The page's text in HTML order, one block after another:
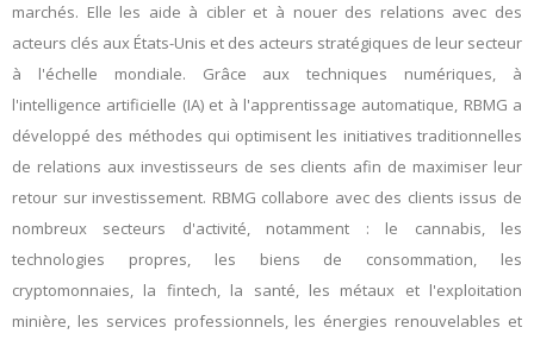
marchés. Elle les aide à cibler et à nouer des relations avec des
acteurs clés aux États-Unis et des acteurs stratégiques de leur secteur
à l'échelle mondiale. Grâce aux techniques numériques, à
l'intelligence artificielle (IA) et à l'apprentissage automatique, RBMG a
développé des méthodes qui optimisent les initiatives traditionnelles
de relations aux investisseurs de ses clients afin de maximiser leur
retour sur investissement. RBMG collabore avec des clients issus de
nombreux secteurs d'activité, notamment : le cannabis, les
technologies propres, les biens de consommation, les
cryptomonnaies, la fintech, la santé, les métaux et l'exploitation
minière, les services professionnels, les énergies renouvelables et